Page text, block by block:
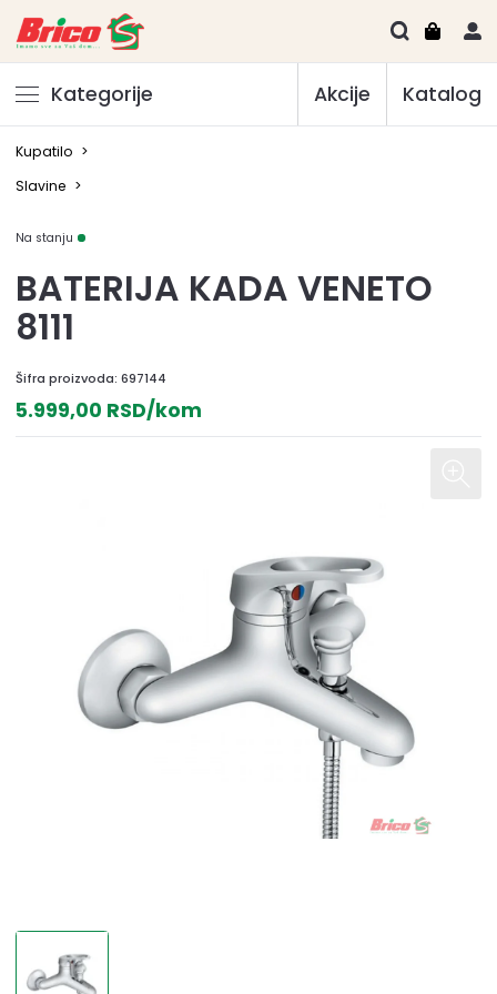
Kategorije Akcije Katalog
Kupatilo >
Slavine >
Na stanju
BATERIJA KADA VENETO
8111
Šifra proizvoda: 697144
5.999,00 RSD/kom